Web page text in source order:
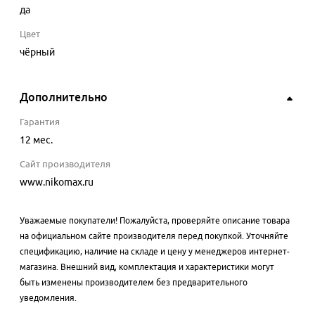
да
Цвет
чёрный
Дополнительно
Гарантия
12 мес.
Сайт производителя
www.nikomax.ru
Уважаемые покупатели! Пожалуйста, проверяйте описание товара
на официальном сайте производителя перед покупкой. Уточняйте
спецификацию, наличие на складе и цену у менеджеров интернет-
магазина. Внешний вид, комплектация и характеристики могут
быть изменены производителем без предварительного
уведомления.